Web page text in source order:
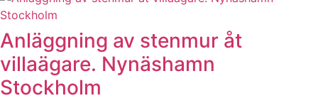
Anläggning av stenmur åt
villaägare. Nynäshamn
Stockholm